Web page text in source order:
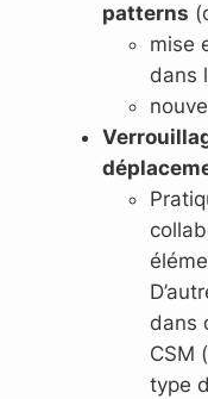
patterns
mise
dans
dans
CSM
type